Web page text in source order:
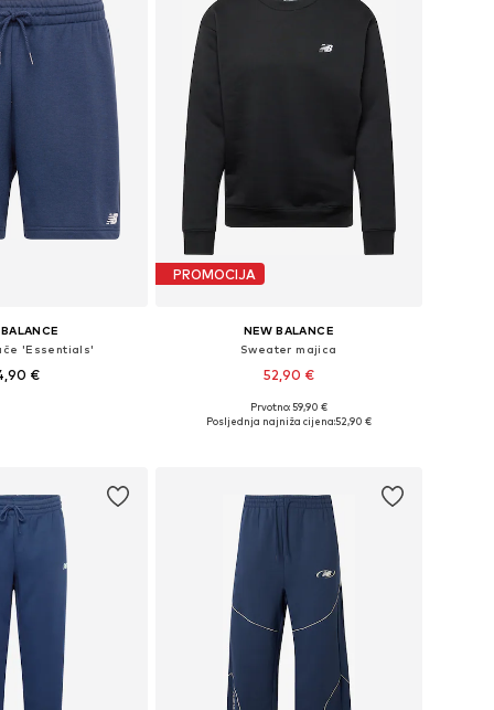
'Essentials'
€
PROMOCIJA
NEW BALANCE
Sweater majica
52,90 €
Dostupne veličine: XS, S, M, L, XL, XXL
Prvotno: 59,90 €
Posljednja najniža cijena:52,90 €